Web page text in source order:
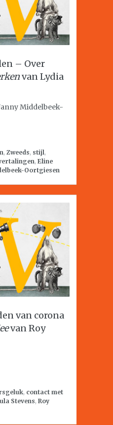
– Over
van Lydia
Middelbeek-
, Zweeds, stijl,
, Eline
Oortgiesen
van corona
van Roy
, contact met
Stevens, Roy